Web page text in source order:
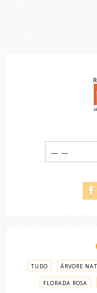
TUDO ÁRVORE
FLORADA ROSA